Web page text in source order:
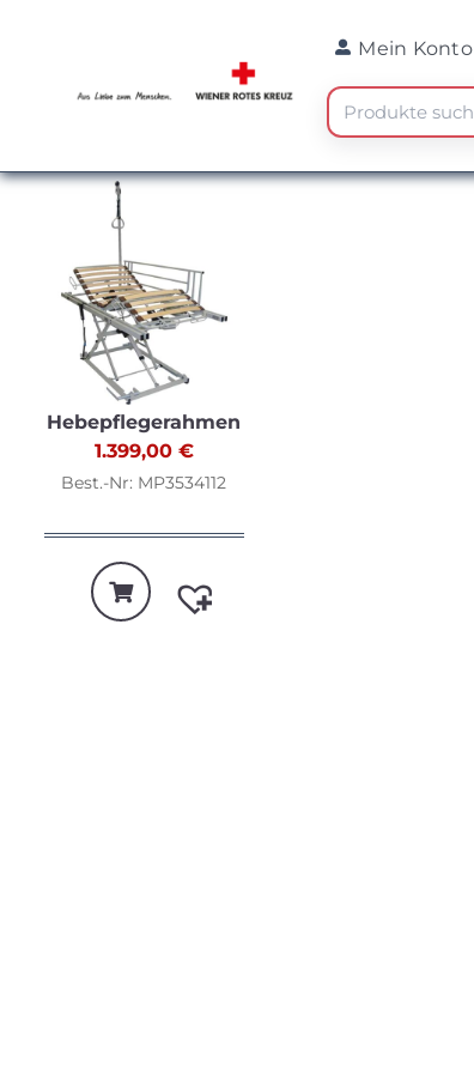
Mein Konto
Suche
Hebepflegerahmen
1.399,00 €
Best.-Nr: MP3534112